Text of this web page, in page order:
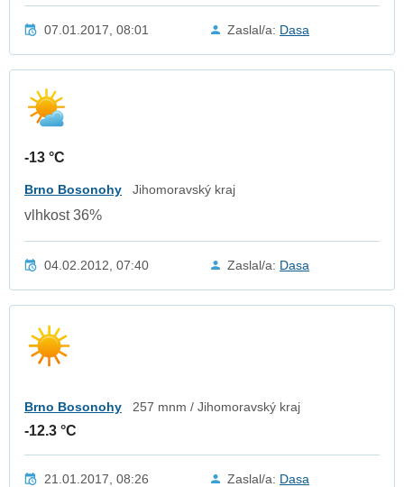
07.01.2017, 08:01 Zaslal/a: Dasa
-13 °C
Brno Bosonohy Jihomoravský kraj
vlhkost 36%
04.02.2012, 07:40 Zaslal/a: Dasa
Brno Bosonohy 257 mnm / Jihomoravský kraj
-12.3 °C
21.01.2017, 08:26 Zaslal/a: Dasa